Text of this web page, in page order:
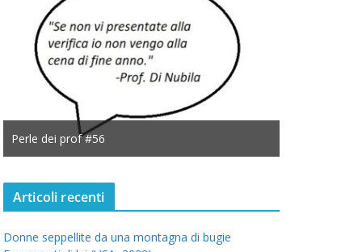
Perle dei prof #56
Articoli recenti
Donne seppellite da una montagna di bugie